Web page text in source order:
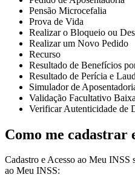
Pensão Microcefalia
Prova de Vida
Realizar o Bloqueio ou
Realizar um Novo Pedido
Recurso
Resultado de Benefícios
Resultado de Perícia e
Simulador de
Validação Facultativo
Verificar Autenticidade de
Como me cadastrar
Cadastro e Acesso ao Meu INSS
ao Meu INSS: